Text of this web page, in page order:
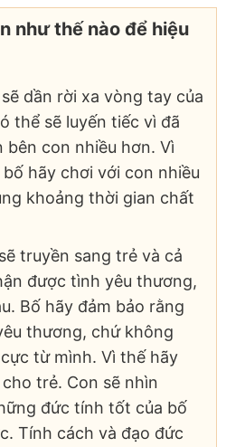
như thế nào để hiệu
dần rời xa vòng tay của
thể sẽ luyến tiếc vì đã
con nhiều hơn. Vì
hãy chơi với con nhiều
khoảng thời gian chất
truyền sang trẻ và cả
được tình yêu thương,
Bố hãy đảm bảo rằng
thương, chứ không
từ mình. Vì thế hãy
trẻ. Con sẽ nhìn
đức tính tốt của bố
Tính cách và đạo đức